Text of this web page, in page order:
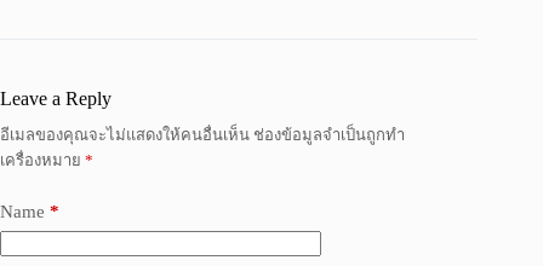
Leave a Reply
อีเมลของคุณจะไม่แสดงให้คนอื่นเห็น ช่องข้อมูลจำเป็นถูกทำ
เครื่องหมาย *
Name *